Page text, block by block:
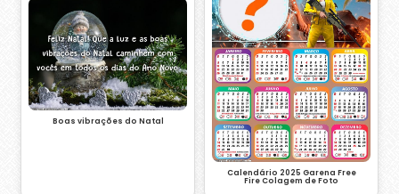
Boas vibrações do Natal
Calendário 2025 Garena Free
Fire Colagem de Foto